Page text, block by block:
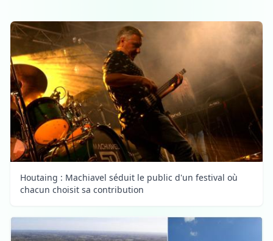
Houtaing : Machiavel séduit le public d'un festival où
chacun choisit sa contribution